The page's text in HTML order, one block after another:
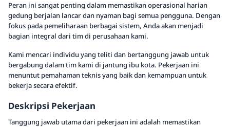
Peran ini sangat penting dalam memastikan operasional harian
gedung berjalan lancar dan nyaman bagi semua pengguna. Dengan
fokus pada pemeliharaan berbagai sistem, Anda akan menjadi
bagian integral dari tim di perusahaan kami.
Kami mencari individu yang teliti dan bertanggung jawab untuk
bergabung dalam tim kami di jantung ibu kota. Pekerjaan ini
menuntut pemahaman teknis yang baik dan kemampuan untuk
bekerja secara efektif.
Deskripsi Pekerjaan
Tanggung jawab utama dari pekerjaan ini adalah memastikan